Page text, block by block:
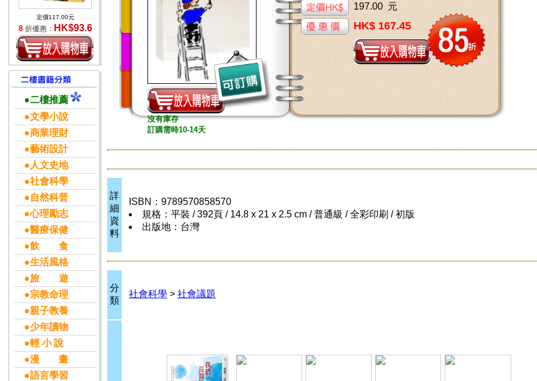
定價117.00元
8 折優惠： HK$93.6
●二樓推薦
●文學小說
●商業理財
●藝術設計
●人文史地
●社會科學
●自然科普
●心理勵志
●醫療保健
●飲 食
●生活風格
●旅 遊
●宗教命理
●親子教養
●少年讀物
●輕 小 說
●漫 畫
●語言學習
沒有庫存
訂購需時10-14天
197.00 元
HK$ 167.45
詳
細
資
料
ISBN：9789570858570
規格：平裝 / 392頁 / 14.8 x 21 x 2.5 cm / 普通級 / 全彩印刷 / 初版
出版地：台灣
分
類
社會科學 > 社會議題